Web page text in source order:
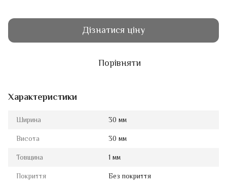
Дізнатися ціну
Порівняти
Характеристики
Ширина 30 мм
Висота 30 мм
Товщина 1 мм
Покриття Без покриття